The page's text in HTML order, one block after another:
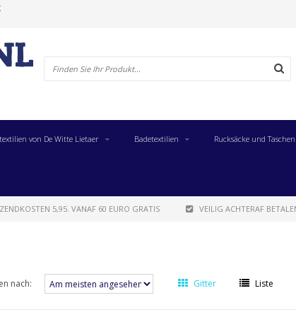
von De Witte Lietaer Badetextilien Rucksäcke und Taschen
5,95. VANAF 60 EURO GRATIS VEILIG ACHTERAF
nach: Gitter Liste